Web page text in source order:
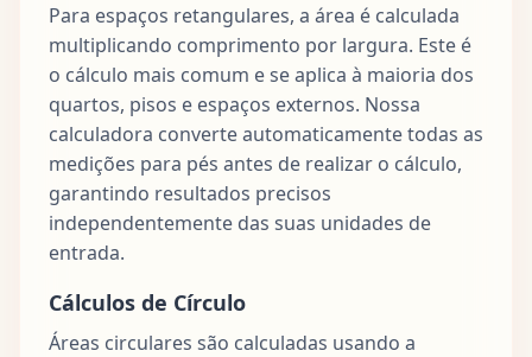
Para espaços retangulares, a área é calculada
multiplicando comprimento por largura. Este é
o cálculo mais comum e se aplica à maioria dos
quartos, pisos e espaços externos. Nossa
calculadora converte automaticamente todas as
medições para pés antes de realizar o cálculo,
garantindo resultados precisos
independentemente das suas unidades de
entrada.
Cálculos de Círculo
Áreas circulares são calculadas usando a